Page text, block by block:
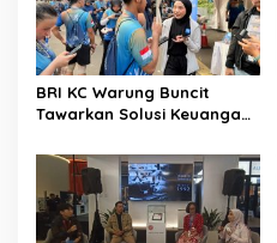
BRI KC Warung Buncit
Tawarkan Solusi Keuangan
UMKM 5K Run